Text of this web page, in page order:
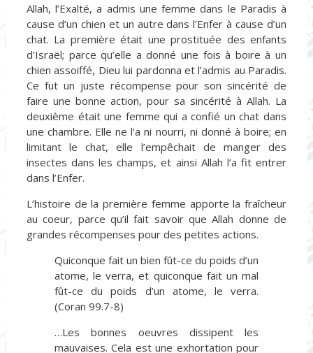
Allah, l’Exalté, a admis une femme dans le Paradis à
cause d’un chien et un autre dans l’Enfer à cause d’un
chat. La première était une prostituée des enfants
d’Israël; parce qu’elle a donné une fois à boire à un
chien assoiffé, Dieu lui pardonna et l’admis au Paradis.
Ce fut un juste récompense pour son sincérité de
faire une bonne action, pour sa sincérité à Allah. La
deuxième était une femme qui a confié un chat dans
une chambre. Elle ne l’a ni nourri, ni donné à boire; en
limitant le chat, elle l’empêchait de manger des
insectes dans les champs, et ainsi Allah l’a fit entrer
dans l’Enfer.
L’histoire de la première femme apporte la fraîcheur
au coeur, parce qu’il fait savoir que Allah donne de
grandes récompenses pour des petites actions.
Quiconque fait un bien fût-ce du poids d’un
atome, le verra, et quiconque fait un mal
fût-ce du poids d’un atome, le verra.
(Coran 99.7-8)
…Les bonnes oeuvres dissipent les
mauvaises. Cela est une exhortation pour